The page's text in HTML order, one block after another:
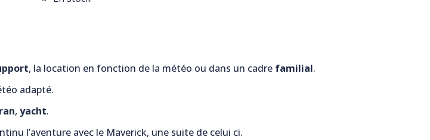
, la location en fonction de la météo ou dans un cadre familial.
adapté.
, yacht.
l’aventure avec le Maverick, une suite de celui ci.